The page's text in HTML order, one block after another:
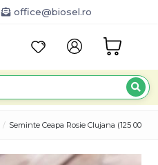
office@biosel.ro
Seminte Ceapa Rosie Clujana (125 000